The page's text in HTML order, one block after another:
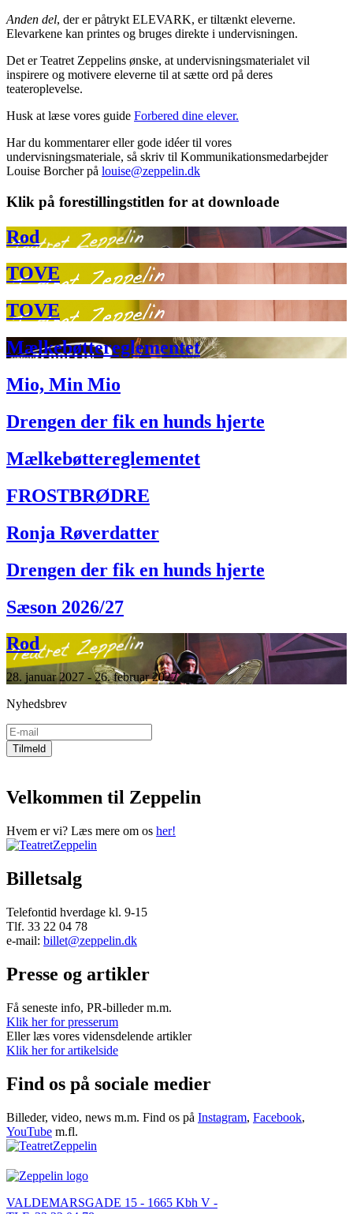
Anden del, der er påtrykt ELEVARK, er tiltænkt eleverne.
Elevarkene kan printes og bruges direkte i undervisningen.
Det er Teatret Zeppelins ønske, at undervisningsmaterialet vil
inspirere og motivere eleverne til at sætte ord på deres
teateroplevelse.
Husk at læse vores guide Forbered dine elever.
Har du kommentarer eller gode idéer til vores
undervisningsmateriale, så skriv til Kommunikationsmedarbejder
Louise Borcher på louise@zeppelin.dk
Klik på forestillingstitlen for at downloade
Rod
TOVE
TOVE
Mælkebøttereglementet
Mio, Min Mio
Drengen der fik en hunds hjerte
Mælkebøttereglementet
FROSTBRØDRE
Ronja Røverdatter
Drengen der fik en hunds hjerte
Sæson 2026/27
Rod
28. januar 2027 - 26. februar 2027
Nyhedsbrev
Velkommen til Zeppelin
Hvem er vi? Læs mere om os her!
Billetsalg
Telefontid hverdage kl. 9-15
Tlf. 33 22 04 78
e-mail: billet@zeppelin.dk
Presse og artikler
Få seneste info, PR-billeder m.m.
Klik her for presserum
Eller læs vores vidensdelende artikler
Klik her for artikelside
Find os på sociale medier
Billeder, video, news m.m. Find os på Instagram, Facebook,
YouTube m.fl.
VALDEMARSGADE 15 - 1665 Kbh V -